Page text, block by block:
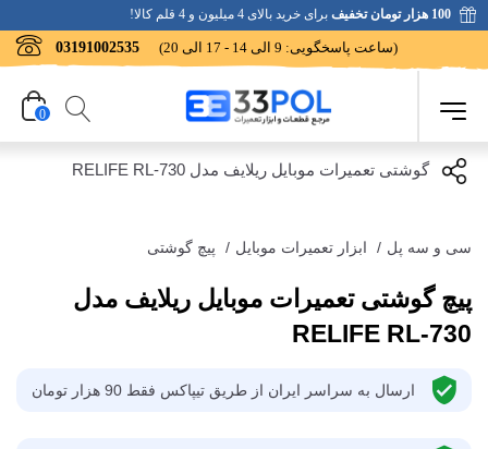
100 هزار تومان تخفیف برای خرید بالای 4 میلیون و 4 قلم کالا!
03191002535 (ساعت پاسخگویی: 9 الی 14 - 17 الی 20)
0
سی و سه پل / ابزار تعمیرات موبایل / پیچ گوشتی
پیچ گوشتی تعمیرات موبایل ریلایف مدل
RELIFE RL-730
ارسال به سراسر ایران از طریق تیپاکس فقط 90 هزار تومان